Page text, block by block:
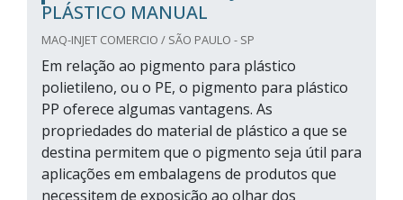
PLÁSTICO MANUAL
MAQ-INJET COMERCIO / SÃO PAULO - SP
Em relação ao pigmento para plástico
polietileno, ou o PE, o pigmento para plástico
PP oferece algumas vantagens. As
propriedades do material de plástico a que se
destina permitem que o pigmento seja útil para
aplicações em embalagens de produtos que
necessitem de exposição ao olhar dos